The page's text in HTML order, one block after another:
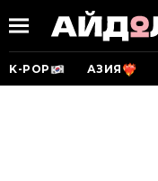
K-POP АЗИЯ